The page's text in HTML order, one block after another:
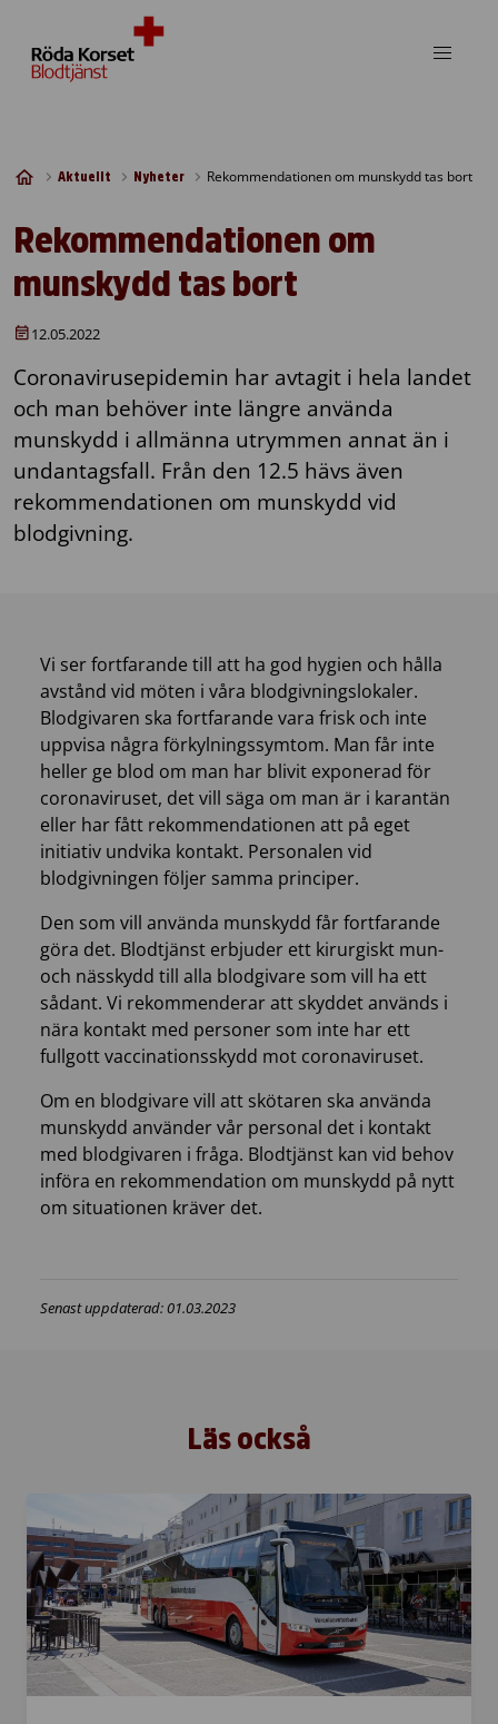
Aktuellt Nyheter Rekommendationen om munskydd tas bort
Rekommendationen om
munskydd tas bort
12.05.2022
Coronavirusepidemin har avtagit i hela landet
och man behöver inte längre använda
munskydd i allmänna utrymmen annat än i
undantagsfall. Från den 12.5 hävs även
rekommendationen om munskydd vid
blodgivning.
​Vi ser fortfarande till att ha god hygien och hålla
avstånd vid möten i våra blodgivningslokaler.
Blodgivaren ska fortfarande vara frisk och inte
uppvisa några förkylningssymtom. Man får inte
heller ge blod om man har blivit exponerad för
coronaviruset, det vill säga om man är i karantän
eller har fått rekommendationen att på eget
initiativ undvika kontakt. Personalen vid
blodgivningen följer samma principer.
Den som vill använda munskydd får fortfarande
göra det. Blodtjänst erbjuder ett kirurgiskt mun-
och nässkydd till alla blodgivare som vill ha ett
sådant. Vi rekommenderar att skyddet används i
nära kontakt med personer som inte har ett
fullgott vaccinationsskydd mot coronaviruset.
Om en blodgivare vill att skötaren ska använda
munskydd använder vår personal det i kontakt
med blodgivaren i fråga. Blodtjänst kan vid behov
införa en rekommendation om munskydd på nytt
om situationen kräver det.
Senast uppdaterad: 01.03.2023
Läs också